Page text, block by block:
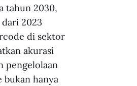
tahun 2030,
2023
di sektor
akurasi
pengelolaan
bukan hanya